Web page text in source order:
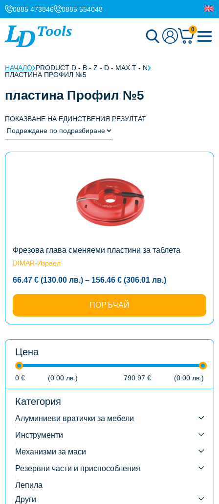
0885 473846 0885 554048
0
НАЧАЛО PRODUCT D - B - Z - D - MAX.T - N
ПЛАСТИНА ПРОФИЛ №5
пластина Профил №5
ПОКАЗВАНЕ НА ЕДИНСТВЕНИЯ РЕЗУЛТАТ
Фрезова глава сменяеми пластини за таблета
DIMAR-Израел
66.47 € (130.00 лв.) – 156.46 € (306.01 лв.)Price
66.47 €
through
156.46 €
лв.)
ПОРЪЧАЙ
the
product
page
Цена
0 € (0.00 лв. ) 790.97 € (0.00 лв. )
Категория
Алуминиеви вратички за мебели
Инструменти
Механизми за маси
Резервни части и приспособления
Лепила
Други